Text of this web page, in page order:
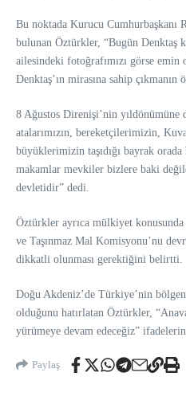
Bu noktada Kurucu Cumhurbaşkanı
bulunan Öztürkler, “Bugün Denktaş
ailesindeki fotoğrafımızı görse emin
Denktaş’ın mirasına sahip çıkmanın
8 Ağustos Direnişi’nin
atalarımızın, bereketçilerimizin,
büyüklerimizin taşıdığı bayrak
makamlar mevkiler bizlere baki
devletidir” dedi.
Öztürkler ayrıca mülkiyet konusunda
ve Taşınmaz Mal Komisyonu’nu
dikkatli olunması gerektiğini belirtti.
Doğu Akdeniz’de Türkiye’nin
olduğunu hatırlatan Öztürkler,
yürümeye devam edeceğiz”
Paylaş